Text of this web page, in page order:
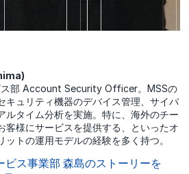
ス部 Account Security Officer。MSSの
キュリティ機器のデバイス管理、サイバ
ルタイム分析を実施。特に、海外のチー
客様にサービスを提供する、といったオ
トの運用モデルの経験を多く持つ。
ビス事業部 森島のストーリーを